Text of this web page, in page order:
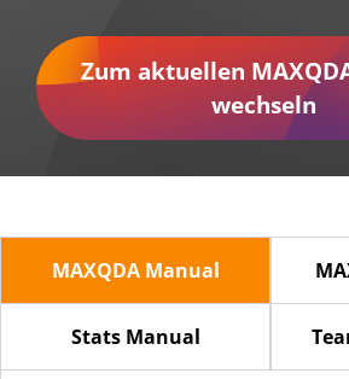
Zum aktuellen
wechseln
MAXQDA Manual
Stats Manual